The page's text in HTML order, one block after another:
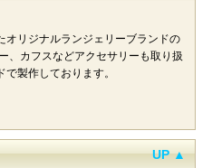
オリジナルランジェリーブランドの
、カフスなどアクセサリーも取り扱
製作しております。
UP ▲